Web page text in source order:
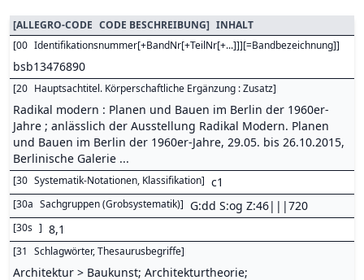
[ALLEGRO-CODE CODE BESCHREIBUNG] INHALT
[00 Identifikationsnummer[+BandNr[+TeilNr[+...]]][=Bandbezeichnung]]
bsb13476890
[20 Hauptsachtitel. Körperschaftliche Ergänzung : Zusatz]
Radikal modern : Planen und Bauen im Berlin der 1960er-
Jahre ; anlässlich der Ausstellung Radikal Modern. Planen
und Bauen im Berlin der 1960er-Jahre, 29.05. bis 26.10.2015,
Berlinische Galerie ...
[30 Systematik-Notationen, Klassifikation] c1
[30a Sachgruppen (Grobsystematik)] G:dd S:og Z:46|||720
[30s ] 8,1
[31 Schlagwörter, Thesaurusbegriffe]
Architektur > Baukunst; Architekturtheorie;